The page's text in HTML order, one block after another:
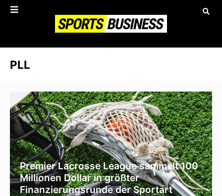
PLL
Premier Lacrosse League sammelt 100
Millionen Dollar in größter
Finanzierungsrunde der Sportart